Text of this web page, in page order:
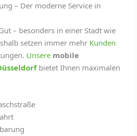
– Der moderne Service in
– besonders in einer Stadt wie
setzen immer mehr Kunden
Unsere mobile
bietet Ihnen maximalen